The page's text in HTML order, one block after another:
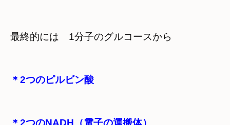
最終的には　1分子のグルコースから